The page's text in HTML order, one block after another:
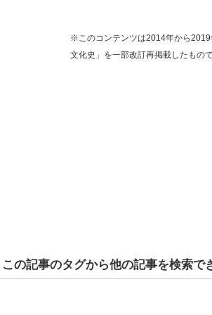
※このコンテンツは2014年から2019
文化史」を一部改訂再掲載したもので
この記事のタグから他の記事を検索で